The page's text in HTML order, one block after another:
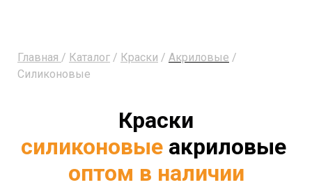
Главная / Каталог / Краски / Акриловые /
Силиконовые
Краски
силиконовые акриловые
оптом в наличии